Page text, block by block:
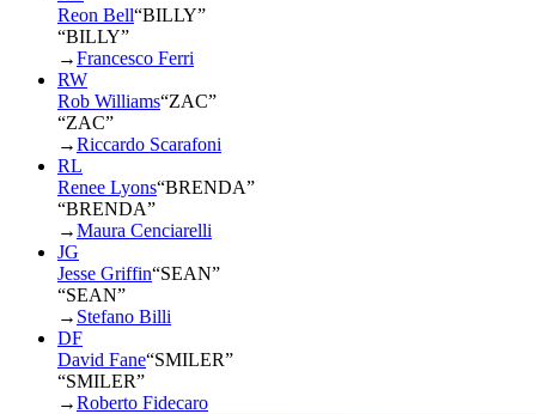
Reon Bell“BILLY”
“BILLY”
→Francesco Ferri
RW
Rob Williams“ZAC”
“ZAC”
→Riccardo Scarafoni
RL
Renee Lyons“BRENDA”
“BRENDA”
→Maura Cenciarelli
JG
Jesse Griffin“SEAN”
“SEAN”
→ Stefano Billi
DF
David Fane“SMILER”
“SMILER”
→Roberto Fidecaro